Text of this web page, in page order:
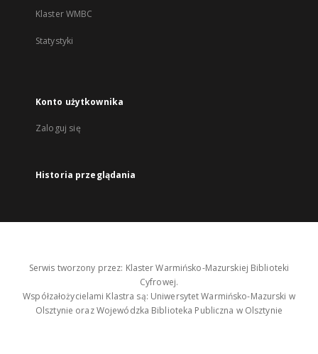
Klaster WMBC
Statystyki
Konto użytkownika
Zaloguj się
Historia przeglądania
Serwis tworzony przez: Klaster Warmińsko-Mazurskiej Biblioteki
Cyfrowej.
Współzałożycielami Klastra są: Uniwersytet Warmińsko-Mazurski w
Olsztynie oraz Wojewódzka Biblioteka Publiczna w Olsztynie